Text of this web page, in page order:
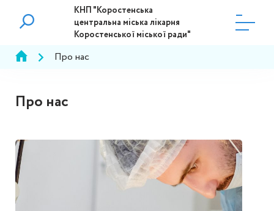
КНП "Коростенська
центральна міська лікарня
Коростенської міської ради"
Про нас
Про нас